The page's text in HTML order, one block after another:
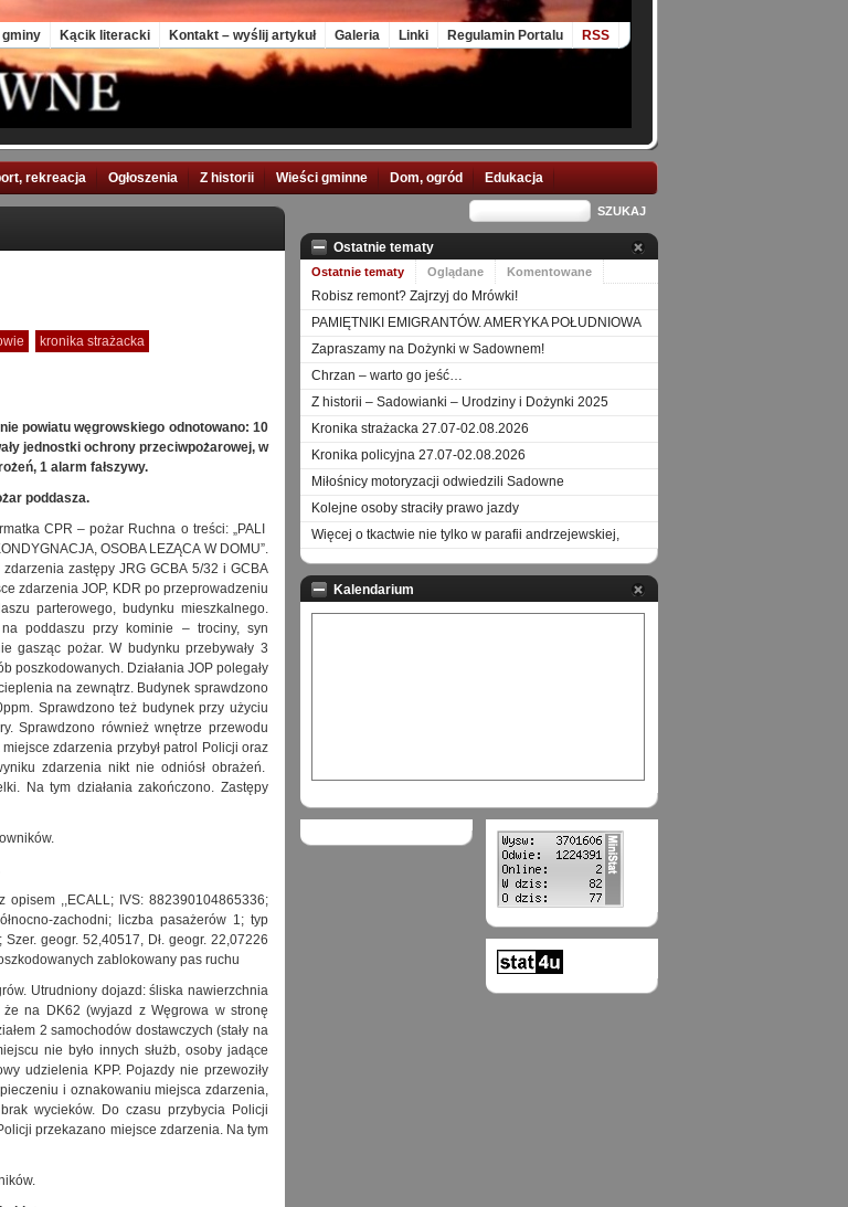
gminy Kącik literacki Kontakt – wyślij artykuł Galeria Linki Regulamin Portalu RSS
rekreacja Ogłoszenia Z historii Wieści gminne Dom, ogród Edukacja
kronika strażacka
powiatu węgrowskiego odnotowano: 10
jednostki ochrony przeciwpożarowej, w
1 alarm fałszywy.
poddasza.
CPR – pożar Ruchna o treści: „PALI
OSOBA LEZĄCA W DOMU”.
zastępy JRG GCBA 5/32 i GCBA
zdarzenia JOP, KDR po przeprowadzeniu
parterowego, budynku mieszkalnego.
poddaszu przy kominie – trociny, syn
gasząc pożar. W budynku przebywały 3
poszkodowanych. Działania JOP polegały
na zewnątrz. Budynek sprawdzono
Sprawdzono też budynek przy użyciu
Sprawdzono również wnętrze przewodu
zdarzenia przybył patrol Policji oraz
zdarzenia nikt nie odniósł obrażeń.
Na tym działania zakończono. Zastępy
opisem ,,ECALL; IVS: 882390104865336;
zachodni; liczba pasażerów 1; typ
geogr. 52,40517, Dł. geogr. 22,07226
zablokowany pas ruchu
Utrudniony dojazd: śliska nawierzchnia
na DK62 (wyjazd z Węgrowa w stronę
2 samochodów dostawczych (stały na
nie było innych służb, osoby jadące
udzielenia KPP. Pojazdy nie przewoziły
i oznakowaniu miejsca zdarzenia,
wycieków. Do czasu przybycia Policji
przekazano miejsce zdarzenia. Na tym
Ostatnie tematy
Ostatnie tematy Oglądane Komentowane
Robisz remont? Zajrzyj do Mrówki!
PAMIĘTNIKI EMIGRANTÓW. AMERYKA POŁUDNIOWA
Zapraszamy na Dożynki w Sadownem!
Chrzan – warto go jeść…
Z historii – Sadowianki – Urodziny i Dożynki 2025
Kronika strażacka 27.07-02.08.2026
Kronika policyjna 27.07-02.08.2026
Miłośnicy motoryzacji odwiedzili Sadowne
Kolejne osoby straciły prawo jazdy
Więcej o tkactwie nie tylko w parafii andrzejewskiej,
Kalendarium